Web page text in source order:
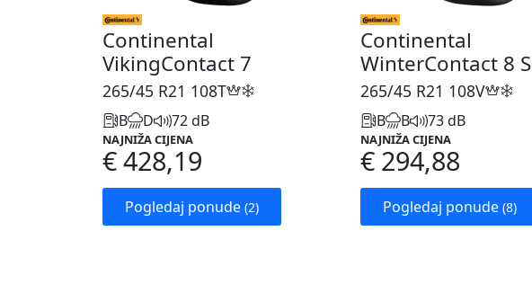
Continental
VikingContact 7
265/45 R21 108T
B D 72 dB
NAJNIŽA CIJENA
€ 428,19
Pogledaj ponude (2)
Continental
WinterContact 8 S
265/45 R21 108V
B B 73 dB
NAJNIŽA CIJENA
€ 294,88
Pogledaj ponude (8)